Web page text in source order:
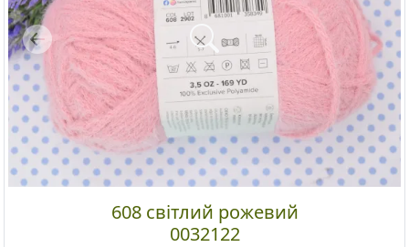
Previous
608 світлий рожевий
0032122